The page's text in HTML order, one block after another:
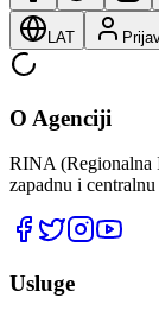
LAT
O Agenciji
RINA (Regionalna
zapadnu i
Usluge